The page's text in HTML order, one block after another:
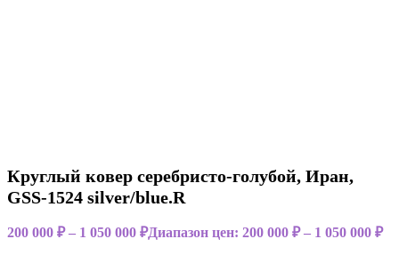
Круглый ковер серебристо-голубой, Иран,
GSS-1524 silver/blue.R
200 000 ₽ – 1 050 000 ₽Диапазон цен: 200 000 ₽ – 1 050 000 ₽